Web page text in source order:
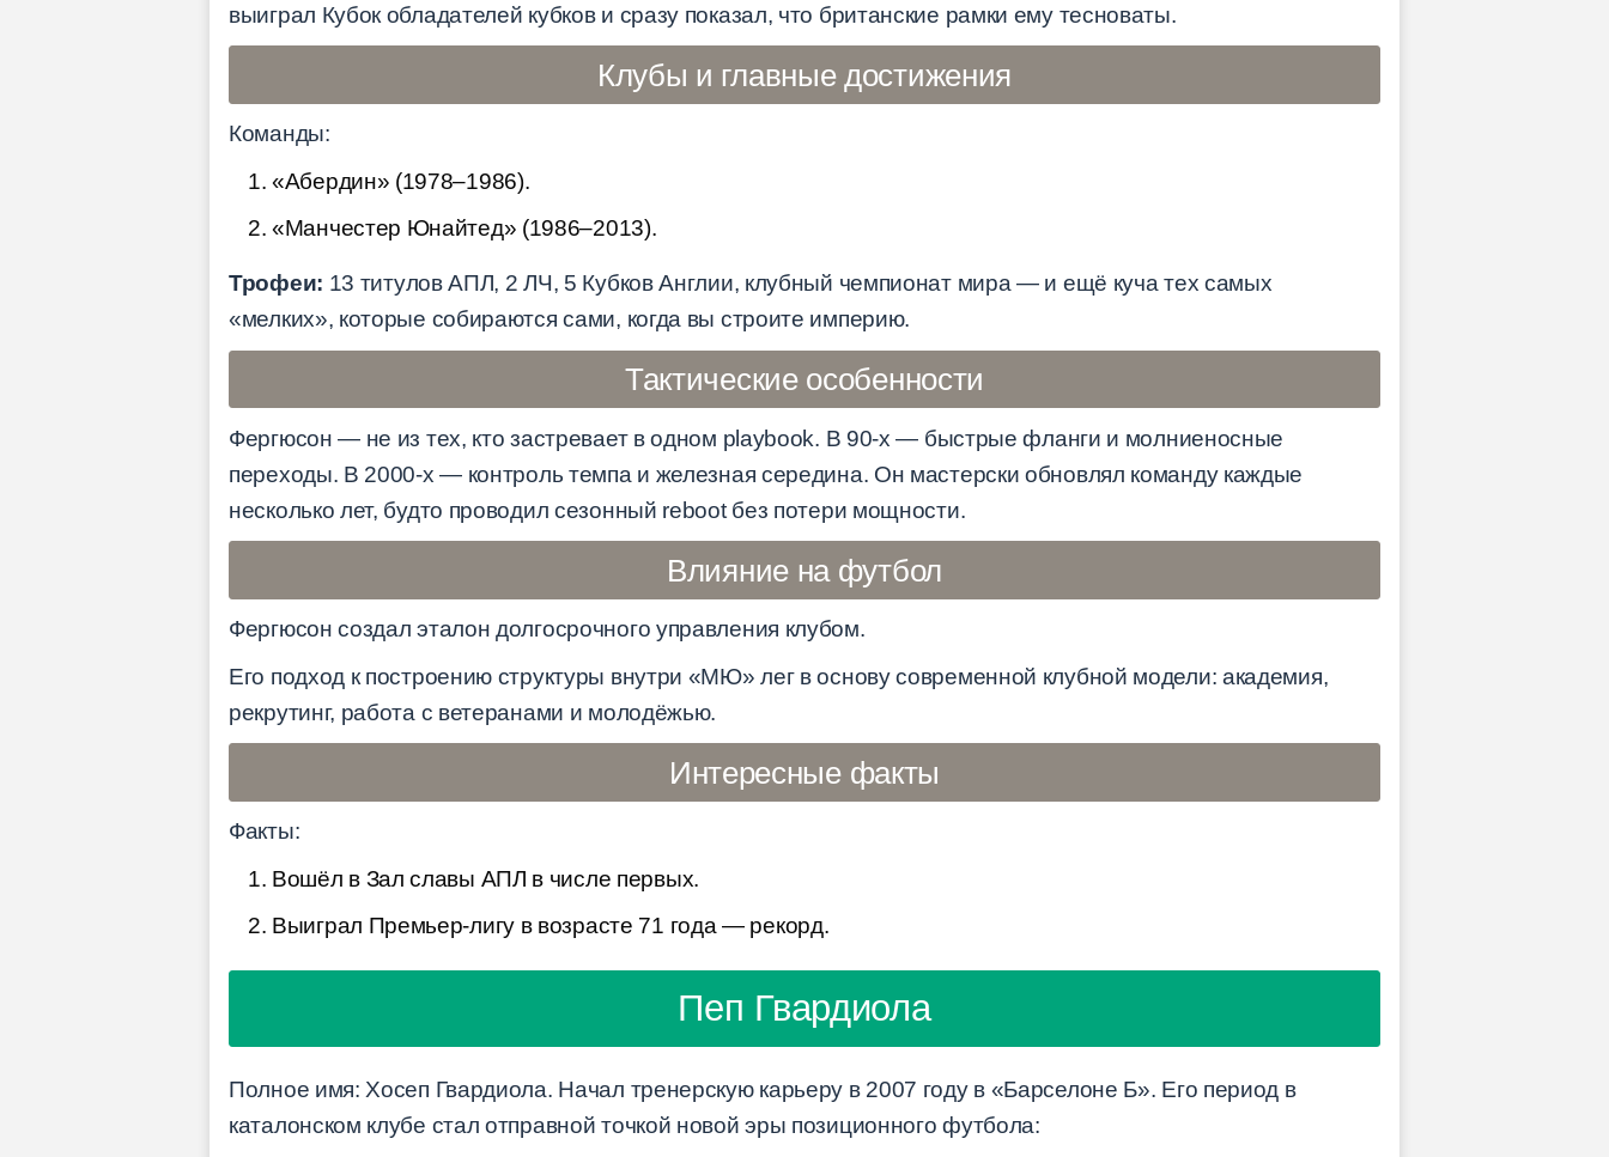
выиграл Кубок обладателей кубков и сразу показал, что британские рамки ему тесноваты.
Клубы и главные достижения
Команды:
«Абердин» (1978–1986).
«Манчестер Юнайтед» (1986–2013).
Трофеи: 13 титулов АПЛ, 2 ЛЧ, 5 Кубков Англии, клубный чемпионат мира — и ещё куча тех самых
«мелких», которые собираются сами, когда вы строите империю.
Тактические особенности
Фергюсон — не из тех, кто застревает в одном playbook. В 90-х — быстрые фланги и молниеносные
переходы. В 2000-х — контроль темпа и железная середина. Он мастерски обновлял команду каждые
несколько лет, будто проводил сезонный reboot без потери мощности.
Влияние на футбол
Фергюсон создал эталон долгосрочного управления клубом.
Его подход к построению структуры внутри «МЮ» лег в основу современной клубной модели: академия,
рекрутинг, работа с ветеранами и молодёжью.
Интересные факты
Факты:
Вошёл в Зал славы АПЛ в числе первых.
Выиграл Премьер-лигу в возрасте 71 года — рекорд.
Пеп Гвардиола
Полное имя: Хосеп Гвардиола. Начал тренерскую карьеру в 2007 году в «Барселоне Б». Его период в
каталонском клубе стал отправной точкой новой эры позиционного футбола: